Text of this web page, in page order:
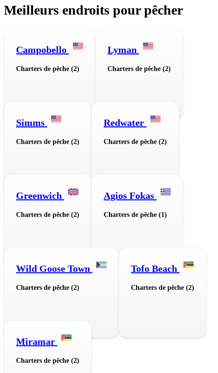
Meilleurs endroits pour pêcher
Campobello
Charters de pêche (2)
Lyman
Charters de pêche (2)
Simms
Charters de pêche (2)
Redwater
Charters de pêche (2)
Greenwich
Charters de pêche (2)
Agios Fokas
Charters de pêche (1)
Wild Goose Town
Charters de pêche (2)
Tofo Beach
Charters de pêche (2)
Miramar
Charters de pêche (2)